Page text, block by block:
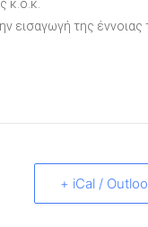
κ.ο.κ.
εισαγωγή της
+ iCal /